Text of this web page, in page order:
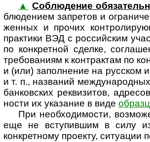
▲
Соблюдение
блю­де­ни­ем запретов и
женных и прочих
практики ВЭД с рос­сий­ским
по конкретной сделке,
требованиям к контрактам по
и (или) заполнение на русском
и т. п., названий
банковских реквизитов,
ности их указание в виде
При необходимости,
еще не вступившим в силу
конкретному проекту, ситуации